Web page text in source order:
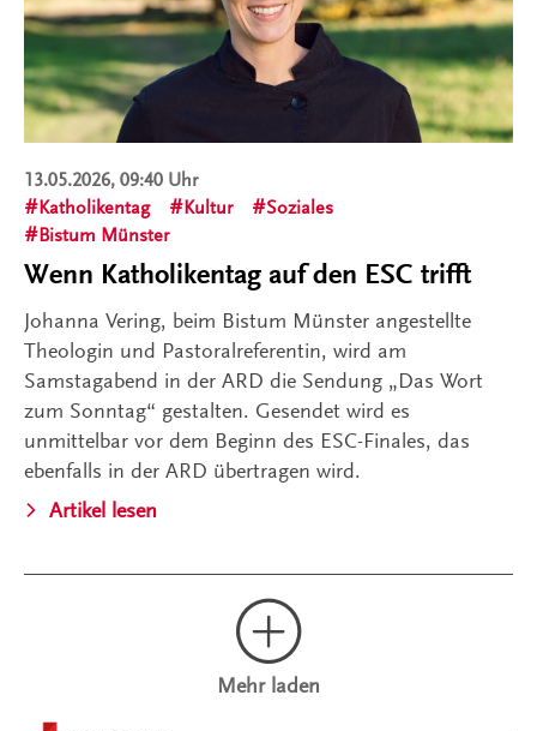
13.05.2026, 09:40 Uhr
Katholikentag
Kultur
Soziales
Bistum Münster
Wenn Katholikentag auf den ESC trifft
Johanna Vering, beim Bistum Münster angestellte
Theologin und Pastoralreferentin, wird am
Samstagabend in der ARD die Sendung „Das Wort
zum Sonntag“ gestalten. Gesendet wird es
unmittelbar vor dem Beginn des ESC-Finales, das
ebenfalls in der ARD übertragen wird.
Artikel lesen
Mehr laden